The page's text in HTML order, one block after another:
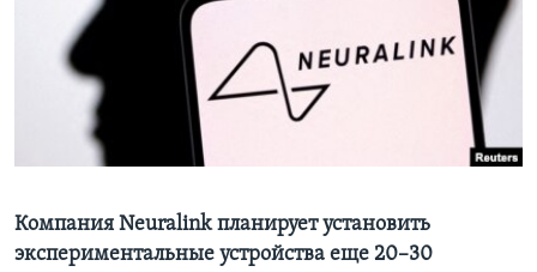
Learning English
СОЦИАЛЬНЫЕ СЕТИ
Языки
Компания Neuralink планирует установить
экспериментальные устройства еще 20–30